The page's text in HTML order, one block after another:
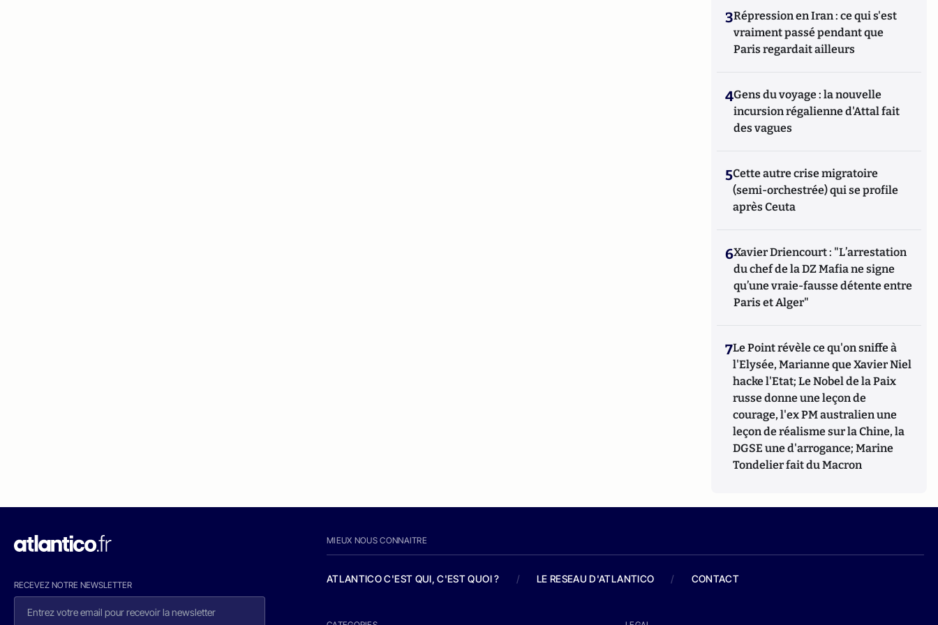
3Répression en Iran : ce qui s'est
vraiment passé pendant que
Paris regardait ailleurs
4Gens du voyage : la nouvelle
incursion régalienne d'Attal fait
des vagues
5Cette autre crise migratoire
(semi-orchestrée) qui se profile
après Ceuta
6Xavier Driencourt : "L’arrestation
du chef de la DZ Mafia ne signe
qu’une vraie-fausse détente entre
Paris et Alger"
7Le Point révèle ce qu'on sniffe à
l'Elysée, Marianne que Xavier Niel
hacke l'Etat; Le Nobel de la Paix
russe donne une leçon de
courage, l'ex PM australien une
leçon de réalisme sur la Chine, la
DGSE une d'arrogance; Marine
Tondelier fait du Macron
RECEVEZ NOTRE NEWSLETTER
MIEUX NOUS CONNAITRE
ATLANTICO C'EST QUI, C'EST QUOI ? / LE RESEAU D'ATLANTICO / CONTACT